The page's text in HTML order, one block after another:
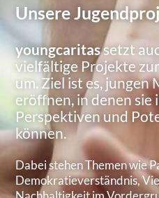
Unsere
youngcaritassetzt
vielfältige Projekte
um. Ziel ist es, jungen
eröffnen, in denen sie
Perspektiven und
können.
Dabei stehen Themen wie
Demokratieverständnis,